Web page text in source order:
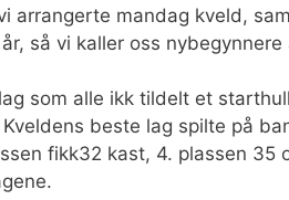
arrangerte mandag kveld,
så vi kaller oss nybegynnere
som alle ikk tildelt et
beste lag spilte på
fikk32 kast, 4. plassen 35